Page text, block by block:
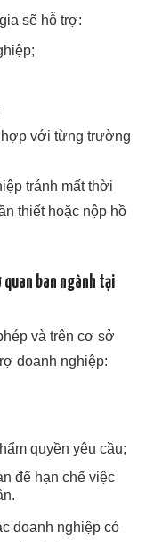
sẽ hỗ trợ:
với từng trường
tránh mất thời
thiết hoặc nộp hồ
quan ban ngành tại
và trên cơ sở
doanh nghiệp:
quyền yêu cầu;
để hạn chế việc
doanh nghiệp có